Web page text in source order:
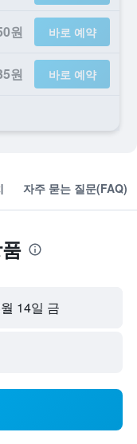
원 바로 예약
원 바로 예약
자주 묻는 질문(FAQ)
14일 금